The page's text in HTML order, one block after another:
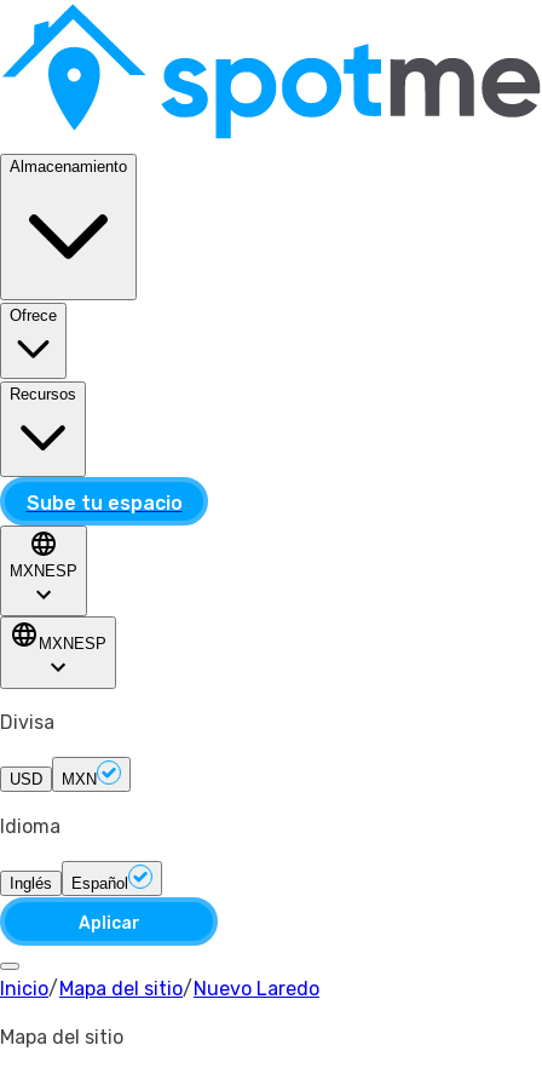
Almacenamiento
Ofrece
Recursos
Sube tu espacio
MXN ESP
MXN ESP
Divisa
USD MXN
Idioma
Inglés Español
Aplicar
Inicio/ Mapa del sitio/ Nuevo Laredo
Mapa del sitio